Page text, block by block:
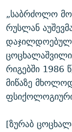
„საბრძოლო
რუსლან
რიგებში 1986
მიწაზე
[ზურაბ